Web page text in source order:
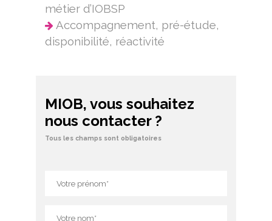
métier d’IOBSP
Accompagnement, pré-étude,
disponibilité, réactivité
MIOB, vous souhaitez
nous contacter ?
Tous les champs sont obligatoires